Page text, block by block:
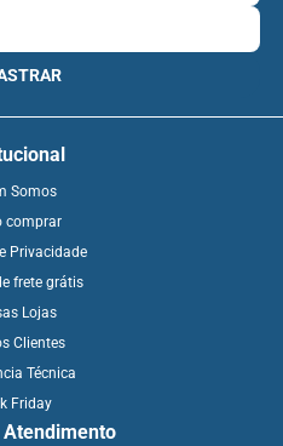
Somos
comprar
Privacidade
frete grátis
Lojas
Clientes
Técnica
Friday